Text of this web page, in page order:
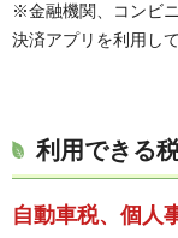
※金融機関、コンビ
決済アプリを利用し
利用できる
自動車税、個人